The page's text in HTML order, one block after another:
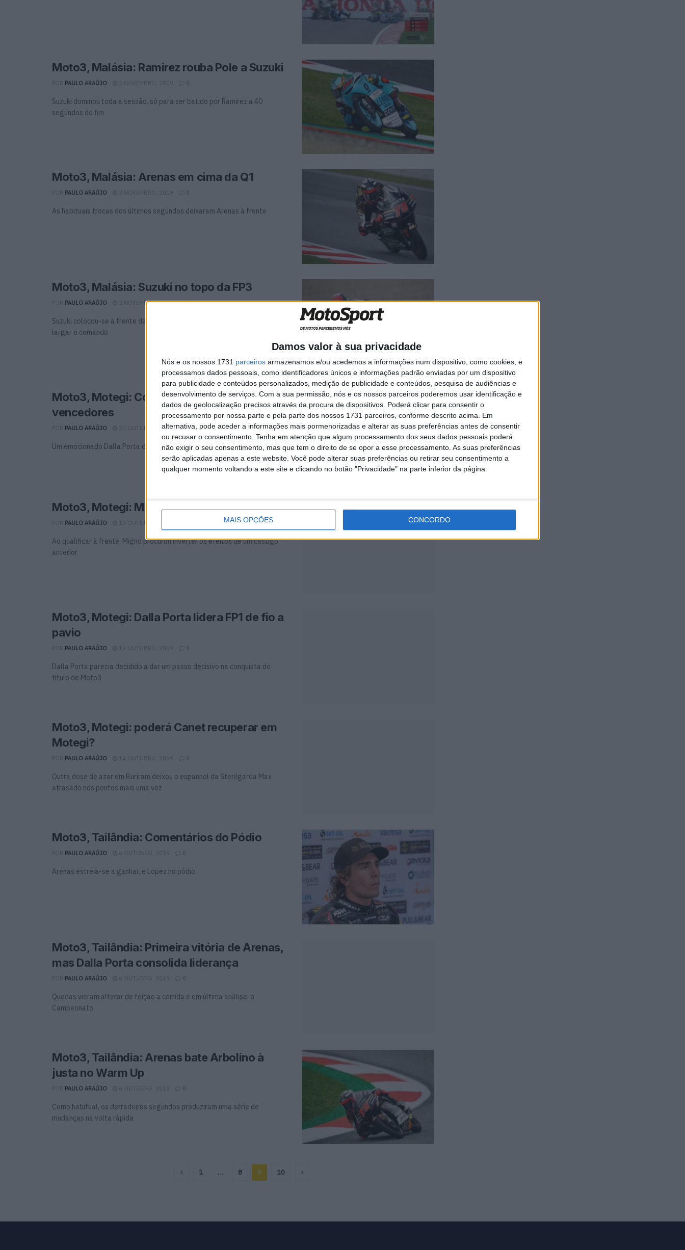
Damos valor à sua privacidade
Nós e os nossos 1731 parceiros armazenamos e/ou acedemos a informações num dispositivo, como cookies, e
processamos dados pessoais, como identificadores únicos e informações padrão enviadas por um dispositivo
para publicidade e conteúdos personalizados, medição de publicidade e conteúdos, pesquisa de audiências e
desenvolvimento de serviços. Com a sua permissão, nós e os nossos parceiros poderemos usar identificação e
dados de geolocalização precisos através da procura de dispositivos. Poderá clicar para consentir o
processamento por nossa parte e pela parte dos nossos 1731 parceiros, conforme descrito acima. Em
alternativa, pode aceder a informações mais pormenorizadas e alterar as suas preferências antes de consentir
ou recusar o consentimento. Tenha em atenção que algum processamento dos seus dados pessoais poderá
não exigir o seu consentimento, mas que tem o direito de se opor a esse processamento. As suas preferências
serão aplicadas apenas a este website. Você pode alterar suas preferências ou retirar seu consentimento a
qualquer momento voltando a este site e clicando no botão "Privacidade" na parte inferior da página.
MAIS OPÇÕES CONCORDO
Moto3, Malásia: Ramirez rouba Pole a Suzuki
PAULO ARAÚJO 0
Suzuki dominou toda a sessão, só para ser batido por Ramirez a 40
segundos do fim
Moto3, Malásia: Arenas em cima da Q1
PAULO ARAÚJO 2 NOVEMBRO, 2019 0
As habituais trocas dos últimos segundos deixaram Arenas à frente
Moto3, Malásia: Suzuki no topo da FP3
PAULO ARAÚJO 2 NOVEMBRO, 2019 0
Suzuki colocou-se à frente da sessão seca de abertura par anão mais
largar o comando
Moto3, Motegi: Comentários dos
vencedores
PAULO ARAÚJO 20 OUTUBRO, 2019 0
Um emocionado Dalla Porta dedicou a vitória à avó falecida
Moto3, Motegi: Migno lidera FP2 apertada
PAULO ARAÚJO 18 OUTUBRO, 2019
Ao qualificar à frente, Migno procurou inverter os efeitos de um castigo
anterior
Moto3, Motegi: Dalla Porta lidera FP1 de fio a
pavio
PAULO ARAÚJO 18 OUTUBRO, 2019 0
Dalla Porta parecia decidido a dar um passo decisivo na conquista do
título de Moto3
Moto3, Motegi: poderá Canet recuperar em
Motegi?
PAULO ARAÚJO 14 OUTUBRO, 2019 0
Outra dose de azar em Buriram deixou o espanhol da Sterilgarda Max
atrasado nos pontos mais uma vez
Moto3, Tailândia: Comentários do Pódio
PAULO ARAÚJO 6 OUTUBRO, 2019 0
Arenas estreia-se a ganhar, e Lopez no pódio
Moto3, Tailândia: Primeira vitória de Arenas,
mas Dalla Porta consolida liderança
PAULO ARAÚJO 6 OUTUBRO, 2019 0
Quedas vieram alterar de feição a corrida e em última análise, o
Campeonato
Moto3, Tailândia: Arenas bate Arbolino à
justa no Warm Up
PAULO ARAÚJO 6 OUTUBRO, 2019 0
Como habitual, os derradeiros segundos produziram uma série de
mudanças na volta rápida
1 … 8 9 10